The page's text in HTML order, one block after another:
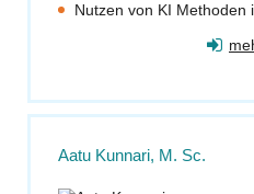
Nutzen von KI Methoden
Aatu Kunnari, M. Sc.